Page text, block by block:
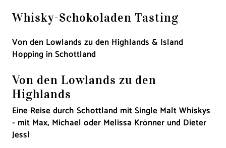
Whisky-Schokoladen Tasting
Von den Lowlands zu den Highlands & Island
Hopping in Schottland
Von den Lowlands zu den
Highlands
Eine Reise durch Schottland mit Single Malt Whiskys
- mit Max, Michael oder Melissa Krönner und Dieter
Jessl